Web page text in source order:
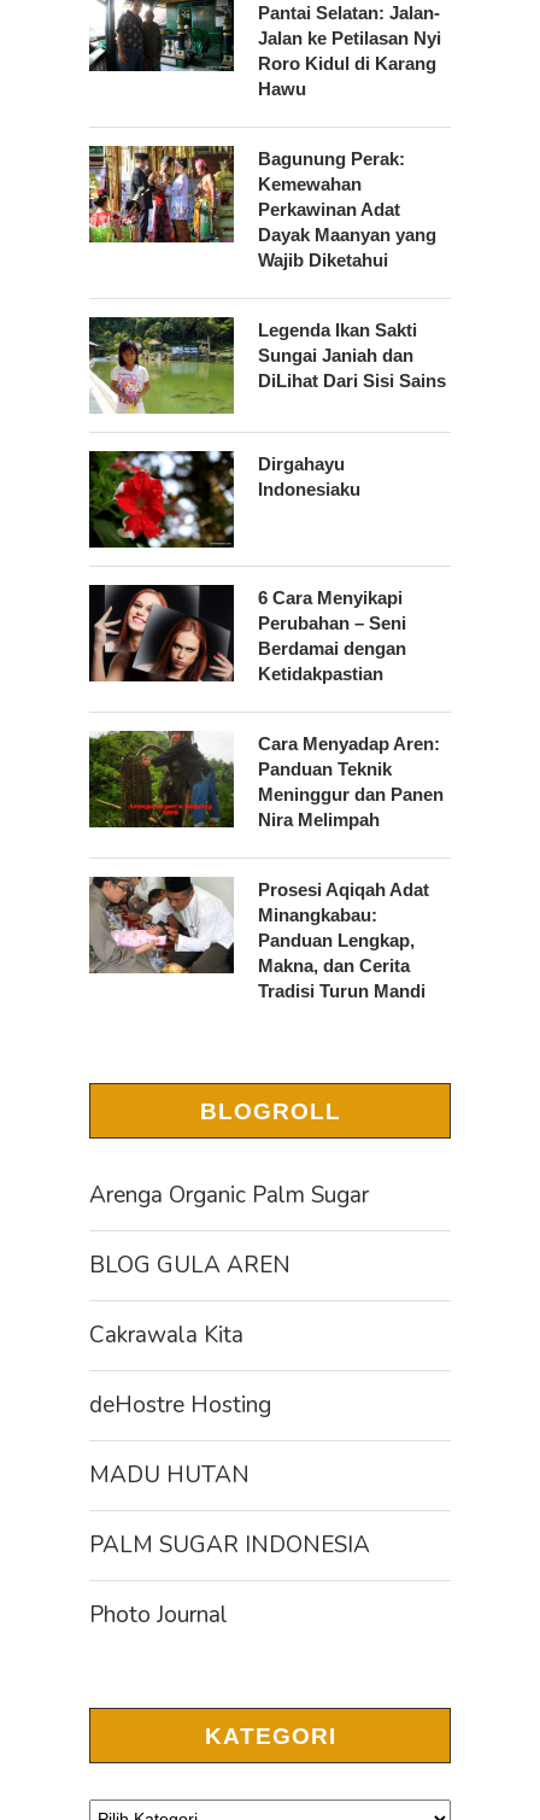
Pantai Selatan: Jalan-
Jalan ke Petilasan Nyi
Roro Kidul di Karang
Hawu
Bagunung Perak:
Kemewahan
Perkawinan Adat
Dayak Maanyan yang
Wajib Diketahui
Legenda Ikan Sakti
Sungai Janiah dan
DiLihat Dari Sisi Sains
Dirgahayu
Indonesiaku
6 Cara Menyikapi
Perubahan – Seni
Berdamai dengan
Ketidakpastian
Cara Menyadap Aren:
Panduan Teknik
Meninggur dan Panen
Nira Melimpah
Prosesi Aqiqah Adat
Minangkabau:
Panduan Lengkap,
Makna, dan Cerita
Tradisi Turun Mandi
BLOGROLL
Arenga Organic Palm Sugar
BLOG GULA AREN
Cakrawala Kita
deHostre Hosting
MADU HUTAN
PALM SUGAR INDONESIA
Photo Journal
KATEGORI